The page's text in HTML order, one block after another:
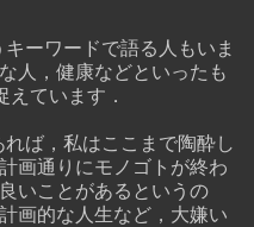
ーワードで語る人もいま
人，健康などといったも
ています．
ば，私はここまで陶酔し
画通りにモノゴトが終わ
いことがあるというの
画的な人生など，大嫌い